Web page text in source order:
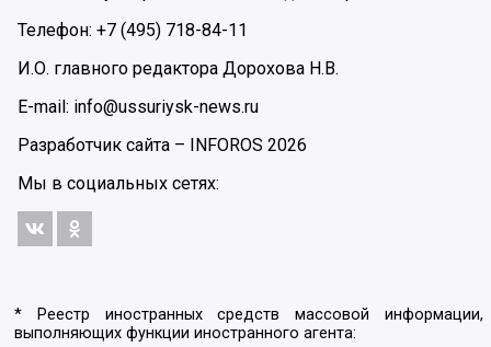
Телефон: +7 (495) 718-84-11
И.О. главного редактора Дорохова Н.В.
E-mail: info@ussuriysk-news.ru
Разработчик сайта –
INFOROS 2026
Мы в социальных сетях:
* Реестр иностранных средств массовой информации,
выполняющих функции иностранного агента: